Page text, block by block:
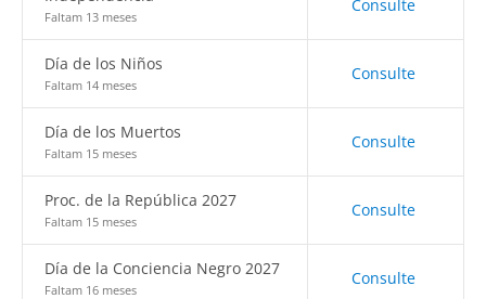
Faltam 13 meses
Consulte
Día de los Niños
Faltam 14 meses
Consulte
Día de los Muertos
Faltam 15 meses
Consulte
Proc. de la República 2027
Faltam 15 meses
Consulte
Día de la Conciencia Negro 2027
Faltam 16 meses
Consulte